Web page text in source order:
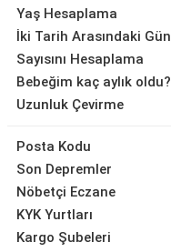
Yaş Hesaplama
İki Tarih Arasındaki Gün
Sayısını Hesaplama
Bebeğim kaç aylık oldu?
Uzunluk Çevirme
Posta Kodu
Son Depremler
Nöbetçi Eczane
KYK Yurtları
Kargo Şubeleri